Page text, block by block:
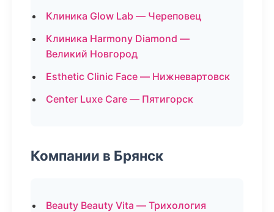
Клиника Glow Lab — Череповец
Клиника Harmony Diamond —
Великий Новгород
Esthetic Clinic Face — Нижневартовск
Center Luxe Care — Пятигорск
Компании в Брянск
Beauty Beauty Vita — Трихология